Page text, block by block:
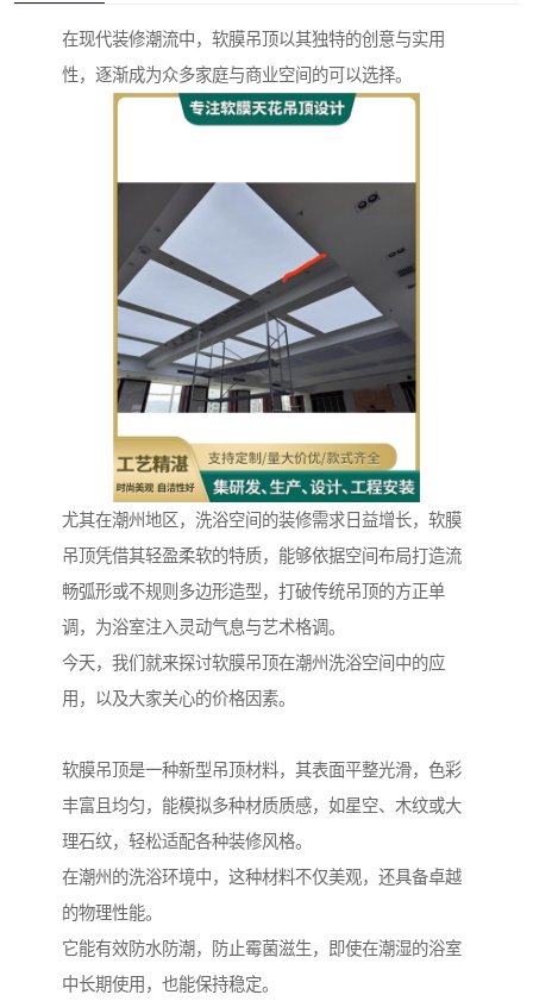
在现代装修潮流中，软膜吊顶以其独特的创意与实用
性，逐渐成为众多家庭与商业空间的可以选择。
尤其在潮州地区，洗浴空间的装修需求日益增长，软膜
吊顶凭借其轻盈柔软的特质，能够依据空间布局打造流
畅弧形或不规则多边形造型，打破传统吊顶的方正单
调，为浴室注入灵动气息与艺术格调。
今天，我们就来探讨软膜吊顶在潮州洗浴空间中的应
用，以及大家关心的价格因素。
软膜吊顶是一种新型吊顶材料，其表面平整光滑，色彩
丰富且均匀，能模拟多种材质质感，如星空、木纹或大
理石纹，轻松适配各种装修风格。
在潮州的洗浴环境中，这种材料不仅美观，还具备卓越
的物理性能。
它能有效防水防潮，防止霉菌滋生，即使在潮湿的浴室
中长期使用，也能保持稳定。